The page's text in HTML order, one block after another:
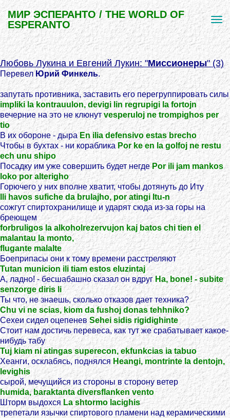
МИР ЭСПЕРАНТО / THE WORLD OF
ESPERANTO
Любовь Лукина и Евгений Лукин: "Миссионеры" (3)
Перевел Юрий Финкель.
запутать противника, заставить его перегруппировать силы
impliki la kontrauulon, devigi lin regrupigi la fortojn
вечерние на это не клюнутvesperuloj ne trompighos per
tio
В их обороне - дыра En ilia defensivo estas brecho
Чтобы в бухтах - ни корабликаPor ke en la golfoj ne restu
ech unu shipo
Посадку им уже совершить будет негдеPor ili jam mankos
loko por alterigho
Горючего у них вполне хватит, чтобы дотянуть до Иту
Ili havos sufiche da brulajho, por atingi Itu-n
сожгут спиртохранилище и ударят сюда из-за горы на
бреющем
forbruligos la alkoholrezervujon kaj batos chi tien el
malantau la monto,
flugante malalte
Боеприпасы они к тому времени расстреляют
Tutan municion ili tiam estos eluzintaj
А, ладно! - бесшабашно сказал он вдруг Ha, bone! - subite
senzorge diris li
Ты что, не знаешь, сколько отказов дает техника?
Chu vi ne scias, kiom da fushoj donas tehhniko?
Сехеи сидел оцепеневSehei sidis rigidighinte
Стоит нам достичь перевеса, как тут же срабатывает какое-
нибудь табу
Tuj kiam ni atingas superecon, ekfunkcias ia tabuo
Хеанги, осклабясь, поднялся Heangi, montrinte la dentojn,
levighis
сырой, мечущийся из стороны в сторону ветер
humida, baraktanta diversflanken vento
Шторм выдохсяLa shtormo lacighis
трепетали язычки спиртового пламени над керамическими